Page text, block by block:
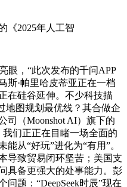
《2025年人工智
，“此次发布的千问APP
斯·帕里哈皮蒂亚正在一档
在硅谷延伸。不少科技描
地图规划最优线？其合做企
司（Moonshot AI）旗下的
们正正在目睹一场全面的
从“好玩”进化为“有用”。
导致贸易闭环坚苦；美国支
具备更强大的处事能力。彭
题：“DeepSeek时辰”现在